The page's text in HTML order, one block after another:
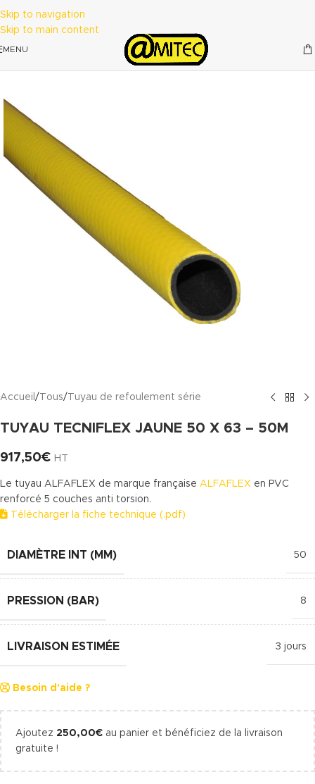
Skip to navigation
Skip to main content
MENU
Accueil / Tous/ Tuyau de refoulement série
TUYAU TECNIFLEX JAUNE 50 X 63 – 50M
917,50€ HT
Le tuyau ALFAFLEX de marque française ALFAFLEX en PVC
renforcé 5 couches anti torsion.
Télécharger la fiche technique (.pdf)
DIAMÈTRE INT (MM) 50
PRESSION (BAR) 8
LIVRAISON ESTIMÉE 3 jours
Besoin d'aide ?
Ajoutez 250,00€ au panier et bénéficiez de la livraison
gratuite !